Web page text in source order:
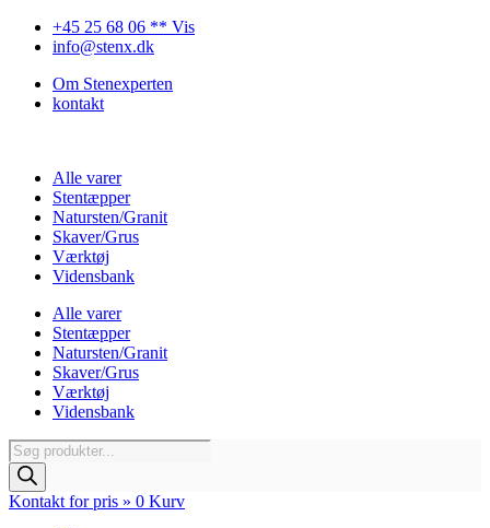
Videre+45 25 68 06 ** Vis
info@stenx.dk
Om Stenexperten
kontakt
Alle varer
Stentæpper
Natursten/Granit
Skaver/Grus
Værktøj
Vidensbank
Alle varer
Stentæpper
Natursten/Granit
Skaver/Grus
Værktøj
Vidensbank
Products
search
Kontakt for pris » 0 Kurv